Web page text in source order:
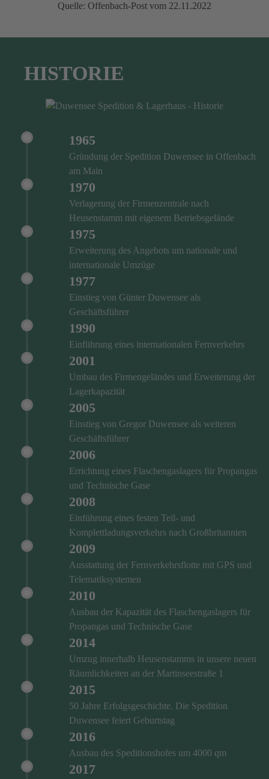
Quelle: Offenbach-Post vom 22.11.2022
HISTORIE
1965
Gründung der Spedition Duwensee in Offenbach
am Main
1970
Verlagerung der Firmenzentrale nach
Heusenstamm mit eigenem Betriebsgelände
1975
Erweiterung des Angebots um nationale und
internationale Umzüge
1977
Einstieg von Günter Duwensee als
Geschäftsführer
1990
Einführung eines internationalen Fernverkehrs
2001
Umbau des Firmengeländes und Erweiterung der
Lagerkapazität
2005
Einstieg von Gregor Duwensee als weiteren
Geschäftsführer
2006
Errichtung eines Flaschengaslagers für Propangas
und Technische Gase
2008
Einführung eines festen Teil- und
Komplettladungsverkehrs nach Großbritannien
2009
Ausstattung der Fernverkehrsflotte mit GPS und
Telematiksystemen
2010
Ausbau der Kapazität des Flaschengaslagers für
Propangas und Technische Gase
2014
Umzug innerhalb Heusenstamms in unsere neuen
Räumlichkeiten an der Martinseestraße 1
2015
50 Jahre Erfolgsgeschichte. Die Spedition
Duwensee feiert Geburtstag
2016
Ausbau des Speditionshofes um 4000 qm
2017